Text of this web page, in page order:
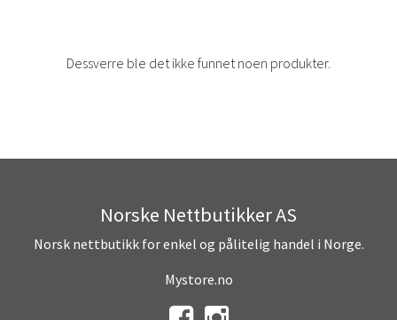
Dessverre ble det ikke funnet noen produkter.
Norske Nettbutikker AS
Norsk nettbutikk for enkel og pålitelig handel i Norge.
Mystore.no